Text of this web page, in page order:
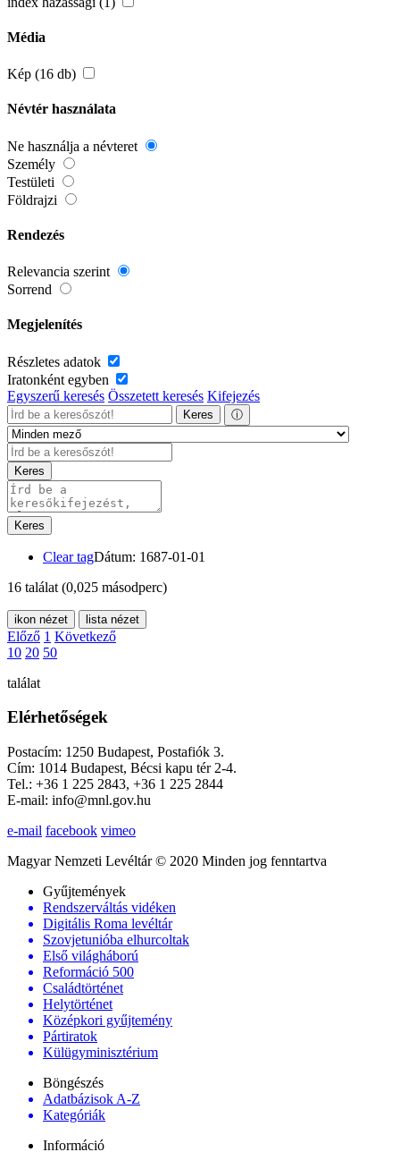
Média
Kép (16 db)
Névtér használata
Ne használja a névteret
Személy
Testületi
Földrajzi
Rendezés
Relevancia szerint
Sorrend
Megjelenítés
Részletes adatok
Iratonként egyben
Egyszerű keresés Összetett keresés Kifejezés
Keres ⓘ
Keres
Keres
Clear tagDátum: 1687-01-01
16 találat (0,025 másodperc)
ikon nézet lista nézet
Előző 1 Következő
10 20 50
találat
Elérhetőségek
Postacím: 1250 Budapest, Postafiók 3.
Cím: 1014 Budapest, Bécsi kapu tér 2-4.
Tel.: +36 1 225 2843, +36 1 225 2844
E-mail: info@mnl.gov.hu
e-mail facebook vimeo
Magyar Nemzeti Levéltár © 2020 Minden jog fenntartva
Gyűjtemények
Rendszerváltás vidéken
Digitális Roma levéltár
Szovjetunióba elhurcoltak
Első világháború
Reformáció 500
Családtörténet
Helytörténet
Középkori gyűjtemény
Pártiratok
Külügyminisztérium
Böngészés
Adatbázisok A-Z
Kategóriák
Információ